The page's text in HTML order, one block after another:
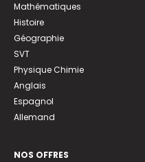
Mathématiques
Histoire
Géographie
SVT
Physique Chimie
Anglais
Espagnol
Allemand
NOS OFFRES